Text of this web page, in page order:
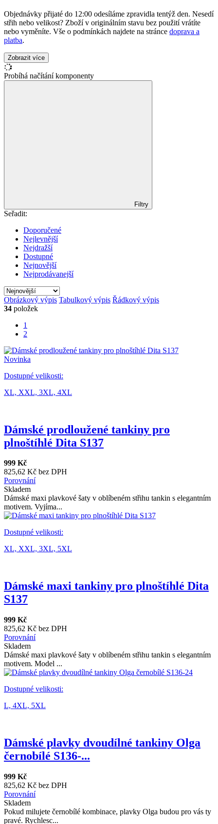
Objednávky přijaté do 12:00 odesíláme zpravidla tentýž den. Nesedí
střih nebo velikost? Zboží v originálním stavu bez použití vrátíte
nebo vyměníte. Vše o podmínkách najdete na stránce doprava a
platba.
Zobrazit více
Probíhá načítání komponenty
Filtry
Seřadit:
Doporučené
Nejlevnější
Nejdražší
Dostupné
Nejnovější
Nejprodávanejší
Obrázkový výpis Tabulkový výpis Řádkový výpis
34 položek
1
2
Novinka
Dostupné velikosti:
XL, XXL, 3XL, 4XL
Dámské prodloužené tankiny pro
plnoštíhlé Dita S137
999 Kč
825,62 Kč bez DPH
Porovnání
Skladem
Dámské maxi plavkové šaty v oblíbeném střihu tankin s elegantním
motivem. Vyjíma...
Dostupné velikosti:
XL, XXL, 3XL, 5XL
Dámské maxi tankiny pro plnoštíhlé Dita
S137
999 Kč
825,62 Kč bez DPH
Porovnání
Skladem
Dámské maxi plavkové šaty v oblíbeném střihu tankin s elegantním
motivem. Model ...
Dostupné velikosti:
L, 4XL, 5XL
Dámské plavky dvoudílné tankiny Olga
černobílé S136-...
999 Kč
825,62 Kč bez DPH
Porovnání
Skladem
Pokud milujete černobílé kombinace, plavky Olga budou pro vás ty
pravé. Rychlesc...